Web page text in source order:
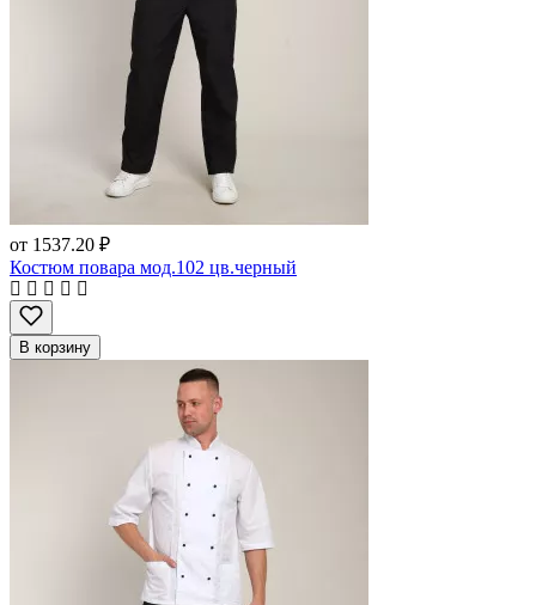
от 1537.20 ₽
Костюм повара мод.102 цв.черный
В корзину